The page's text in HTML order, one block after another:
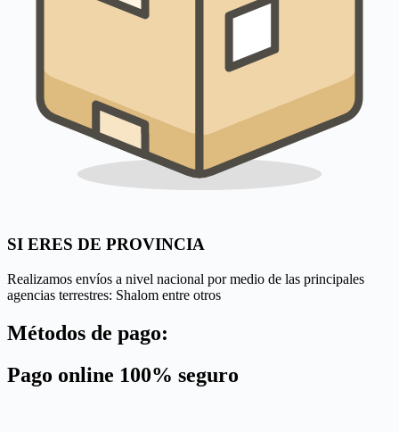
SI ERES DE PROVINCIA
Realizamos envíos a nivel nacional por medio de las principales
agencias terrestres: Shalom entre otros
Métodos de pago:
Pago online 100% seguro